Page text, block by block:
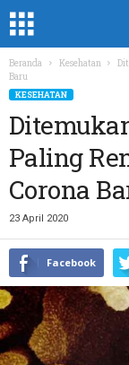
Beranda Kesehatan
Baru
KESEHATAN
Paling
Corona
23 April 2020
Facebook